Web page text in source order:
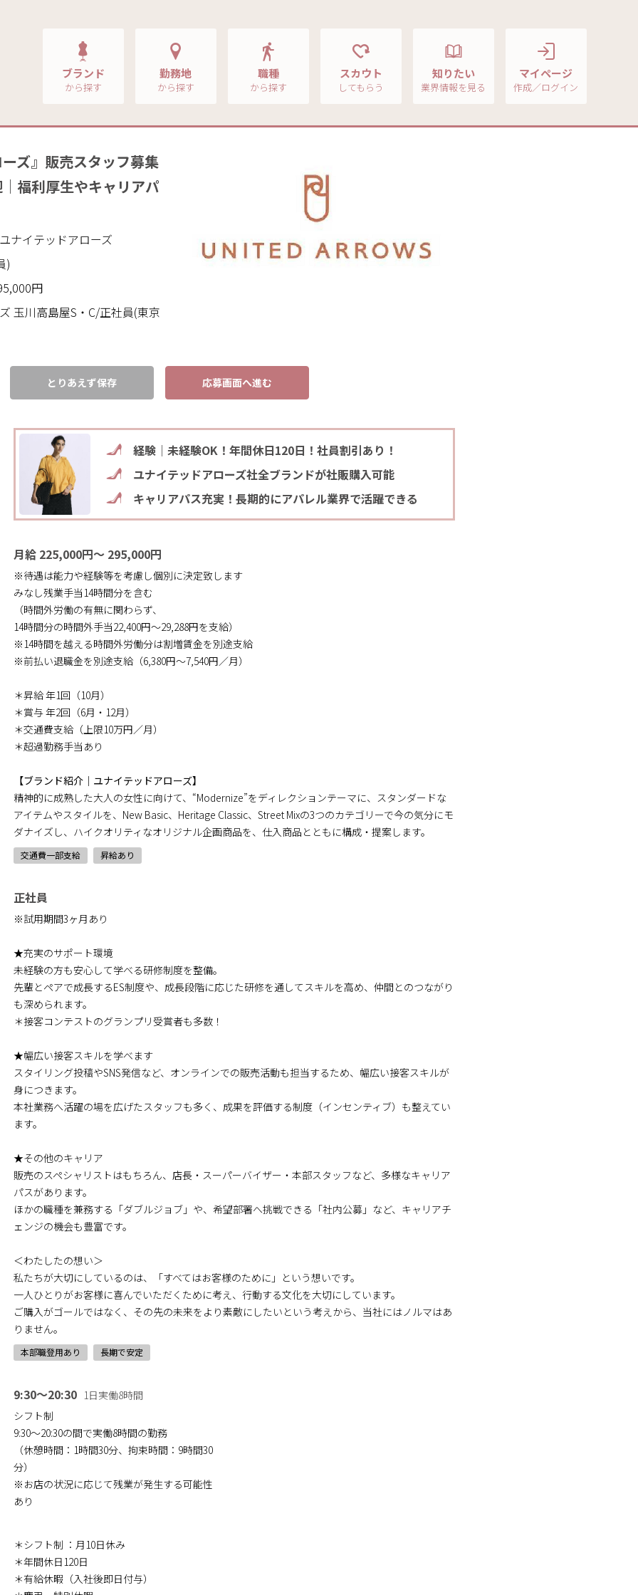
ブランド
から探す
勤務地
から探す
職種
から探す
スカウト
してもらう
知りたい
業界情報を見る
マイページ
作成／ログイン
ズ』販売スタッフ募集
福利厚生やキャリアパ
ナイテッドアローズ
)
円
玉川高島屋S・C/正社員(東京
とりあえず保存 応募画面へ進む
経験｜未経験OK！年間休日120日！社員割引あり！
ユナイテッドアローズ社全ブランドが社販購入可能
キャリアパス充実！長期的にアパレル業界で活躍できる
月給 225,000円～ 295,000円
※待遇は能力や経験等を考慮し個別に決定致します
みなし残業手当14時間分を含む
（時間外労働の有無に関わらず、
14時間分の時間外手当22,400円～29,288円を支給）
※14時間を越える時間外労働分は割増賃金を別途支給
※前払い退職金を別途支給（6,380円～7,540円／月）
＊昇給 年1回（10月）
＊賞与 年2回（6月・12月）
＊交通費支給（上限10万円／月）
＊超過勤務手当あり
【ブランド紹介｜ユナイテッドアローズ】
精神的に成熟した大人の女性に向けて、“Modernize”をディレクションテーマに、スタンダードな
アイテムやスタイルを、New Basic、Heritage Classic、Street Mixの3つのカテゴリーで今の気分にモ
ダナイズし、ハイクオリティなオリジナル企画商品を、仕入商品とともに構成・提案します。
交通費一部支給 昇給あり
正社員
※試用期間3ヶ月あり
★充実のサポート環境
未経験の方も安心して学べる研修制度を整備。
先輩とペアで成長するES制度や、成長段階に応じた研修を通してスキルを高め、仲間とのつながり
も深められます。
＊接客コンテストのグランプリ受賞者も多数！
★幅広い接客スキルを学べます
スタイリング投稿やSNS発信など、オンラインでの販売活動も担当するため、幅広い接客スキルが
身につきます。
本社業務へ活躍の場を広げたスタッフも多く、成果を評価する制度（インセンティブ）も整えてい
ます。
★その他のキャリア
販売のスペシャリストはもちろん、店長・スーパーバイザー・本部スタッフなど、多様なキャリア
パスがあります。
ほかの職種を兼務する「ダブルジョブ」や、希望部署へ挑戦できる「社内公募」など、キャリアチ
ェンジの機会も豊富です。
＜わたしたの想い＞
私たちが大切にしているのは、「すべてはお客様のために」という想いです。
一人ひとりがお客様に喜んでいただくために考え、行動する文化を大切にしています。
ご購入がゴールではなく、その先の未来をより素敵にしたいという考えから、当社にはノルマはあ
りません。
本部職登用あり 長期で安定
9:30～20:30 1日実働8時間
シフト制
9:30～20:30の間で実働8時間の勤務
（休憩時間：1時間30分、拘束時間：9時間30
分）
※お店の状況に応じて残業が発生する可能性
あり
＊シフト制 ：月10日休み
＊年間休日120日
＊有給休暇（入社後即日付与）